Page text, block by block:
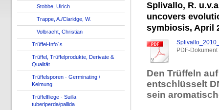
Stobbe, Ulrich
Trappe, A./Claridge, W.
Volbracht, Christian
Trüffel-Info´s
Trüffel, Trüffelprodukte, Derivate &
Qualität
Trüffelsporen - Germinating /
Keimung
Trüffelfliege - Suilla
tuberiperda/pallida
Splivallo, R.
uncovers
symbiosis, April
PDF-
Den Trüffeln
entschlüsselt
sein